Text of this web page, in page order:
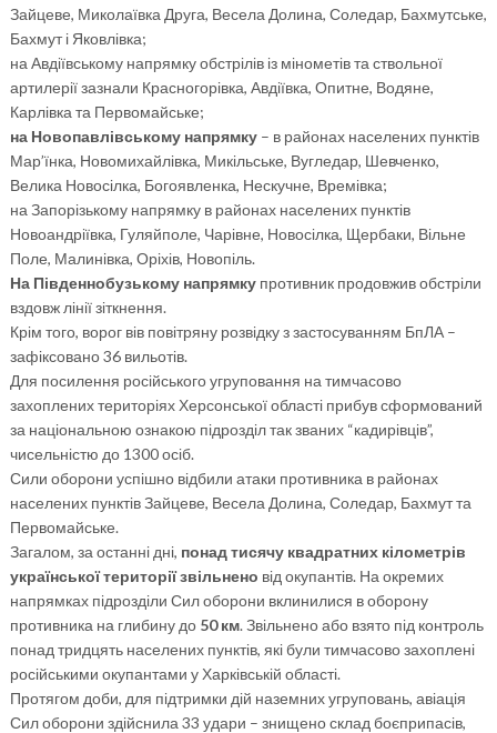
Зайцеве, Миколаївка Друга, Весела Долина, Соледар, Бахмутське,
Бахмут і Яковлівка;
на Авдіївському напрямку обстрілів із мінометів та ствольної
артилерії зазнали Красногорівка, Авдіївка, Опитне, Водяне,
Карлівка та Первомайське;
на Новопавлівському напрямку– в районах населених пунктів
Мар’їнка, Новомихайлівка, Микільське, Вугледар, Шевченко,
Велика Новосілка, Богоявленка, Нескучне, Времівка;
на Запорізькому напрямку в районах населених пунктів
Новоандріївка, Гуляйполе, Чарівне, Новосілка, Щербаки, Вільне
Поле, Малинівка, Оріхів, Новопіль.
На Південнобузькому напрямкупротивник продовжив обстріли
вздовж лінії зіткнення.
Крім того, ворог вів повітряну розвідку з застосуванням БпЛА –
зафіксовано 36 вильотів.
Для посилення російського угруповання на тимчасово
захоплених територіях Херсонської області прибув сформований
за національною ознакою підрозділ так званих “кадирівців”,
чисельністю до 1300 осіб.
Сили оборони успішно відбили атаки противника в районах
населених пунктів Зайцеве, Весела Долина, Соледар, Бахмут та
Первомайське.
Загалом, за останні дні, понад тисячу квадратних кілометрів
української території звільнено від окупантів. На окремих
напрямках підрозділи Сил оборони вклинилися в оборону
противника на глибину до 50 км. Звільнено або взято під контроль
понад тридцять населених пунктів, які були тимчасово захоплені
російськими окупантами у Харківській області.
Протягом доби, для підтримки дій наземних угруповань, авіація
Сил оборони здійснила 33 удари – знищено склад боєприпасів,